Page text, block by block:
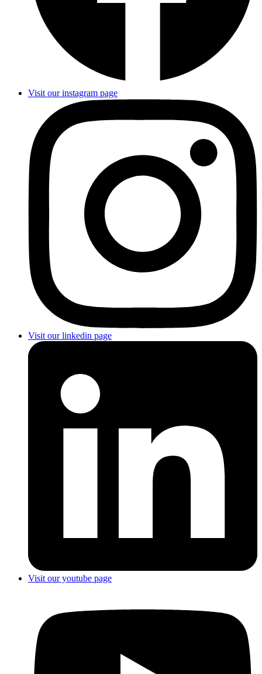
Visit our instagram page
Visit our linkedin page
Visit our youtube page